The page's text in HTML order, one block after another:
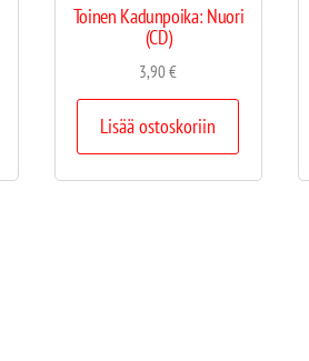
Toinen Kadunpoika: Nuori
(CD)
3,90€
Lisää ostoskoriin